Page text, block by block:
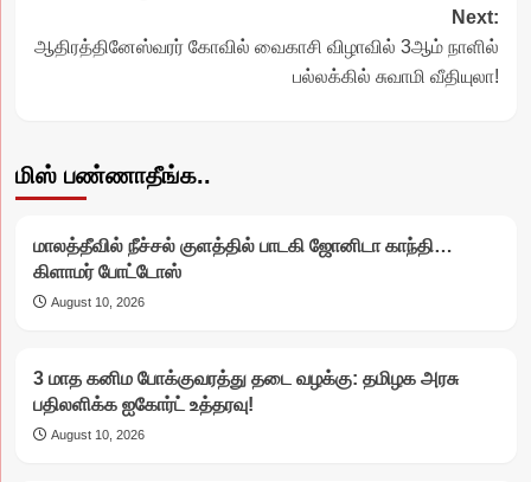
Next:
ஆதிரத்தினேஸ்வரர் கோவில் வைகாசி விழாவில் 3ஆம் நாளில்
பல்லக்கில் சுவாமி வீதியுலா!
மிஸ் பண்ணாதீங்க..
மாலத்தீவில் நீச்சல் குளத்தில் பாடகி ஜோனிடா காந்தி…
கிளாமர் போட்டோஸ்
August 10, 2026
3 மாத கனிம போக்குவரத்து தடை வழக்கு: தமிழக அரசு
பதிலளிக்க ஐகோர்ட் உத்தரவு!
August 10, 2026